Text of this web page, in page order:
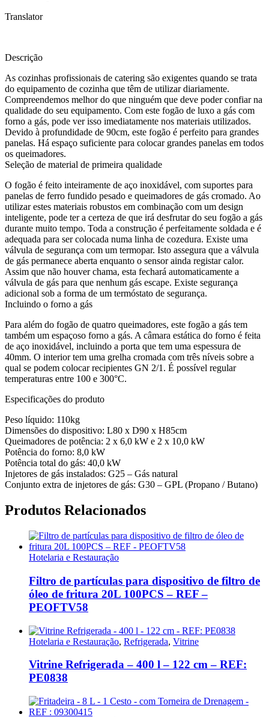
Translator
Descrição
As cozinhas profissionais de catering são exigentes quando se trata
do equipamento de cozinha que têm de utilizar diariamente.
Compreendemos melhor do que ninguém que deve poder confiar na
qualidade do seu equipamento. Com este fogão de luxo a gás com
forno a gás, pode ver isso imediatamente nos materiais utilizados.
Devido à profundidade de 90cm, este fogão é perfeito para grandes
panelas. Há espaço suficiente para colocar grandes panelas em todos
os queimadores.
Seleção de material de primeira qualidade
O fogão é feito inteiramente de aço inoxidável, com suportes para
panelas de ferro fundido pesado e queimadores de gás cromado. Ao
utilizar estes materiais robustos em combinação com um design
inteligente, pode ter a certeza de que irá desfrutar do seu fogão a gás
durante muito tempo. Toda a construção é perfeitamente soldada e é
adequada para ser colocada numa linha de cozedura. Existe uma
válvula de segurança com um termopar. Isto assegura que a válvula
de gás permanece aberta enquanto o sensor ainda registar calor.
Assim que não houver chama, esta fechará automaticamente a
válvula de gás para que nenhum gás escape. Existe segurança
adicional sob a forma de um termóstato de segurança.
Incluindo o forno a gás
Para além do fogão de quatro queimadores, este fogão a gás tem
também um espaçoso forno a gás. A câmara estática do forno é feita
de aço inoxidável, incluindo a porta que tem uma espessura de
40mm. O interior tem uma grelha cromada com três níveis sobre a
qual se podem colocar recipientes GN 2/1. É possível regular
temperaturas entre 100 e 300°C.
Especificações do produto
Peso líquido: 110kg
Dimensões do dispositivo: L80 x D90 x H85cm
Queimadores de potência: 2 x 6,0 kW e 2 x 10,0 kW
Potência do forno: 8,0 kW
Potência total do gás: 40,0 kW
Injetores de gás instalados: G25 – Gás natural
Conjunto extra de injetores de gás: G30 – GPL (Propano / Butano)
Produtos Relacionados
Hotelaria e Restauração
Filtro de partículas para dispositivo de filtro de
óleo de fritura 20L 100PCS – REF –
PEOFTV58
Hotelaria e Restauração, Refrigerada, Vitrine
Vitrine Refrigerada – 400 l – 122 cm – REF:
PE0838